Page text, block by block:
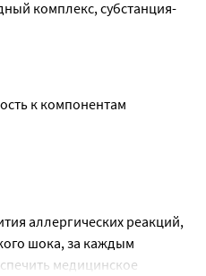
комплекс, субстанция-
комплекс - 2,5 мг
красный костный мозг
к компонентам
контрацепции.
аллергических реакций,
шока, за каждым
медицинское